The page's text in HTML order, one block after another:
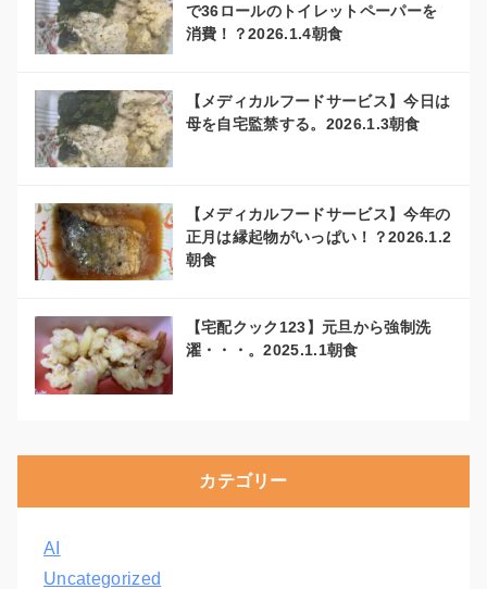
で36ロールのトイレットペーパーを
消費！？2026.1.4朝食
【メディカルフードサービス】今日は
母を自宅監禁する。2026.1.3朝食
【メディカルフードサービス】今年の
正月は縁起物がいっぱい！？2026.1.2
朝食
【宅配クック123】元旦から強制洗
濯・・・。2025.1.1朝食
カテゴリー
AI
Uncategorized